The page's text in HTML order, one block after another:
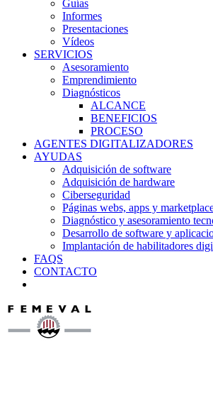
Guías
Informes
Presentaciones
Vídeos
SERVICIOS
Asesoramiento
Emprendimiento
Diagnósticos
ALCANCE
BENEFICIOS
PROCESO
AGENTES DIGITALIZADORES
AYUDAS
Adquisición de software
Adquisición de hardware
Ciberseguridad
Páginas webs, apps y
Diagnóstico y asesoramiento
Desarrollo de software y
Implantación de habilitadores
FAQS
CONTACTO